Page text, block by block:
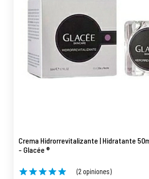
Crema Hidrorrevitalizante | Hidratante
- Glacée ®
(2 opiniones)